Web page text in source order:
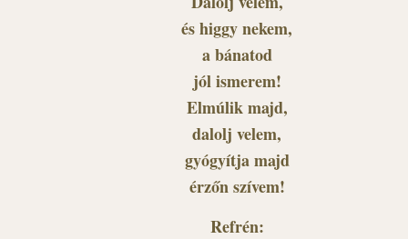
és higgy nekem,
a bánatod
jól ismerem!
Elmúlik majd,
dalolj velem,
gyógyítja majd
érzőn szívem!
Refrén: